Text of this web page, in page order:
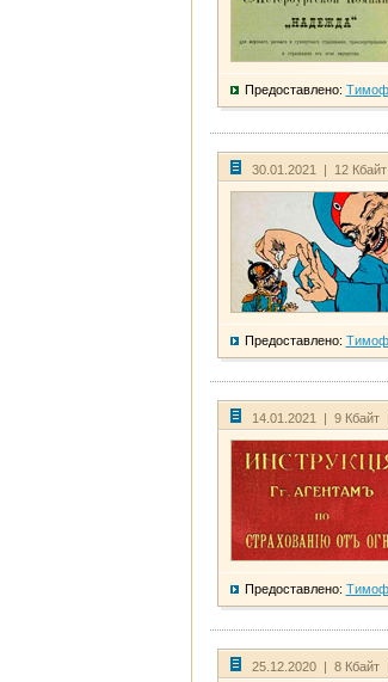
Предоставлено:
30.01.2021 | 12
Предоставлено:
14.01.2021 | 9 Кбайт
Предоставлено:
25.12.2020 | 8 Кбайт